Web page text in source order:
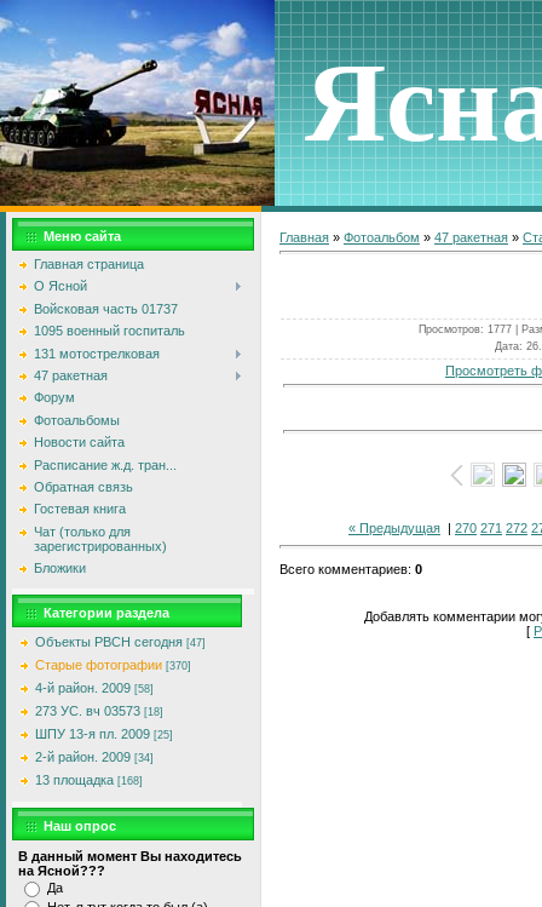
Меню сайта
Главная страница
О Ясной
Войсковая часть 01737
1095 военный госпиталь
131 мотострелковая
47 ракетная
Форум
Фотоальбомы
Новости сайта
Расписание ж.д. тран...
Обратная связь
Гостевая книга
Чат (только для
зарегистрированных)
Бложики
Категории раздела
Объекты РВСН сегодня [47]
Старые фотографии [370]
4-й район. 2009 [58]
273 УС. вч 03573 [18]
ШПУ 13-я пл. 2009 [25]
2-й район. 2009 [34]
13 площадка [168]
Наш опрос
В данный момент Вы находитесь
на Ясной???
Да
Главная » Фотоальбом » 47 ракетная »
Просмотров: 1777 |
Дата:
Просмотреть
« Предыдущая | 270 271 272
Всего комментариев: 0
Добавлять комментарии
[